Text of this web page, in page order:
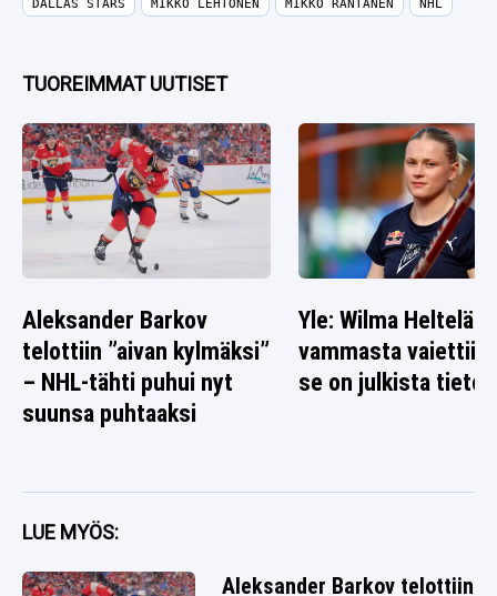
DALLAS STARS MIKKO LEHTONEN MIKKO RANTANEN NHL
TUOREIMMAT UUTISET
Aleksander Barkov
telottiin ”aivan kylmäksi”
– NHL-tähti puhui nyt
suunsa puhtaaksi
Yle: Wilma Heltelän
vammasta vaiettiin
se on julkista tietoa
LUE MYÖS:
Aleksander Barkov telottiin